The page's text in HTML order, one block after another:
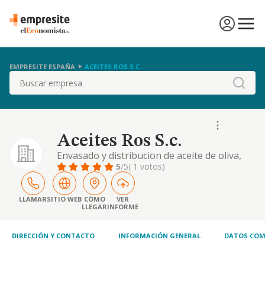
EMPRESITE ESPAÑA ACEITES ROS S.C.
Buscar
Aceites Ros S.c.
Envasado y distribucion de aceite de oliva,
girasol y soja 5/5( 1 votos)
LLAMARSITIO WEB CÓMO
LLEGAR
VER
INFORME
DIRECCIÓN Y CONTACTO INFORMACIÓN GENERAL DATOS